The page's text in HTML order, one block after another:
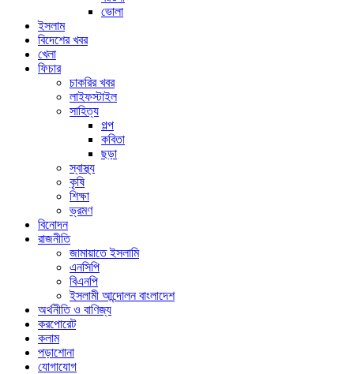
ভোলা
ইসলাম
বিদেশের খবর
খেলা
ফিচার
চাকরির খবর
লাইফস্টাইল
সাহিত্য
গল্প
কবিতা
ছড়া
স্বাস্থ্য
কৃষি
শিক্ষা
ভ্রমণ
বিনোদন
রাজনীতি
জামায়াতে ইসলামি
এনসিপি
বিএনপি
ইসলামী আন্দোলন বাংলাদেশ
অর্থনীতি ও বাণিজ্য
করপোরেট
কলাম
পড়াশোনা
যোগাযোগ